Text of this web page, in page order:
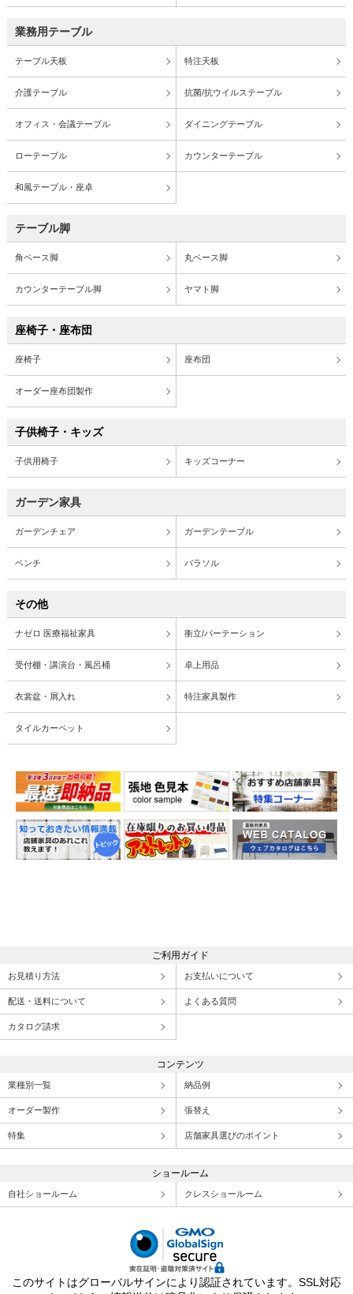
業務用テーブル
テーブル天板 特注天板
介護テーブル 抗菌/抗ウイルステーブル
オフィス・会議テーブル ダイニングテーブル
ローテーブル カウンターテーブル
和風テーブル・座卓
テーブル脚
角ベース脚 丸ベース脚
カウンターテーブル脚 ヤマト脚
座椅子・座布団
座椅子 座布団
オーダー座布団製作
子供椅子・キッズ
子供用椅子 キッズコーナー
ガーデン家具
ガーデンチェア ガーデンテーブル
ベンチ パラソル
その他
ナゼロ 医療福祉家具 衝立/パーテーション
受付棚・講演台・風呂桶 卓上用品
衣裳盆・屑入れ 特注家具製作
タイルカーペット
ご利用ガイド
お見積り方法 お支払いについて
配送・送料について よくある質問
カタログ請求
コンテンツ
業種別一覧 納品例
オーダー製作 張替え
特集 店舗家具選びのポイント
ショールーム
自社ショールーム クレスショールーム
このサイトはグローバルサインにより認証されています。SSL対応